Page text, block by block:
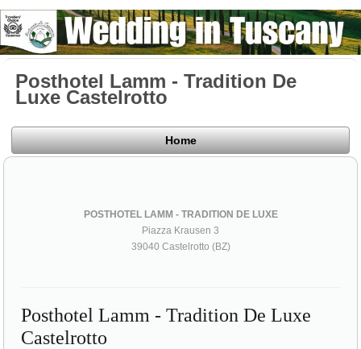
Posthotel Lamm - Tradition De
Luxe Castelrotto
Home
POSTHOTEL LAMM - TRADITION DE LUXE
Piazza Krausen 3
39040 Castelrotto (BZ)
Posthotel Lamm - Tradition De Luxe
Castelrotto